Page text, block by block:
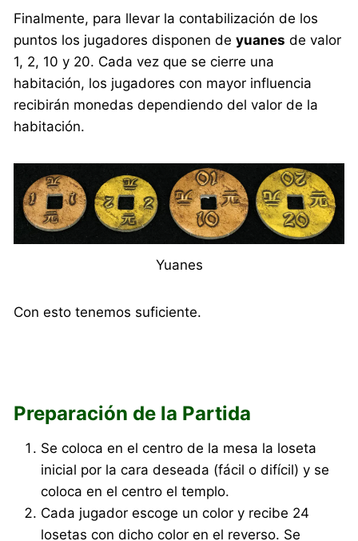
Finalmente, para llevar la contabilización de los
puntos los jugadores disponen deyuanes de valor
1, 2, 10 y 20. Cada vez que se cierre una
habitación, los jugadores con mayor influencia
recibirán monedas dependiendo del valor de la
habitación.
Yuanes
Con esto tenemos suficiente.
Preparación de la Partida
Se coloca en el centro de la mesa la loseta
inicial por la cara deseada (fácil o difícil) y se
coloca en el centro el templo.
Cada jugador escoge un color y recibe 24
losetas con dicho color en el reverso. Se